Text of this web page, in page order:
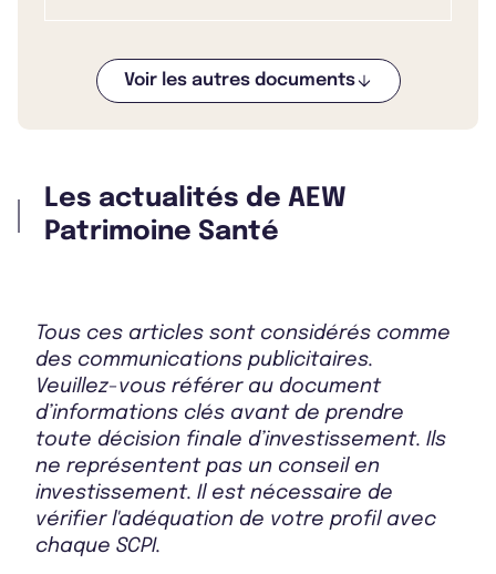
Bulletin 2025 T3
Bulletin 2025 T2
Bulletin 2025 T1
Bulletin 2024 T4
Voir les autres documents
Les actualités de AEW
Patrimoine Santé
Tous ces articles sont considérés comme
des communications publicitaires.
Veuillez-vous référer au document
d’informations clés avant de prendre
toute décision finale d’investissement. Ils
ne représentent pas un conseil en
investissement. Il est nécessaire de
vérifier l'adéquation de votre profil avec
chaque SCPI.